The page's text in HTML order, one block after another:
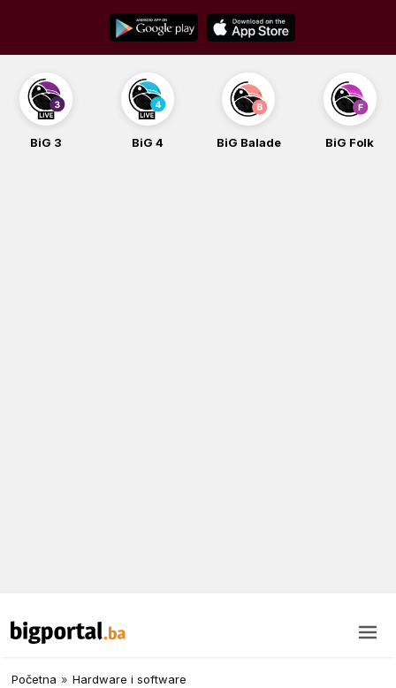
content
BiG 3 BiG 4 BiG Balade BiG Folk
Početna » Hardware i software